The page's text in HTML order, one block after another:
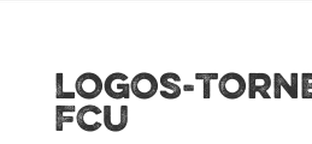
Logos-
FCU